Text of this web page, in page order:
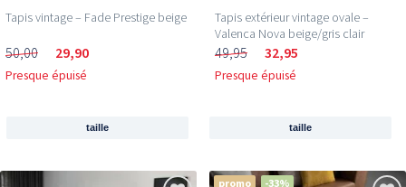
Tapis vintage – Fade Prestige beige
50,00 29,90
Presque épuisé
taille
Tapis extérieur vintage ovale –
Valenca Nova beige/gris clair
49,95 32,95
Presque épuisé
taille
promo -33%